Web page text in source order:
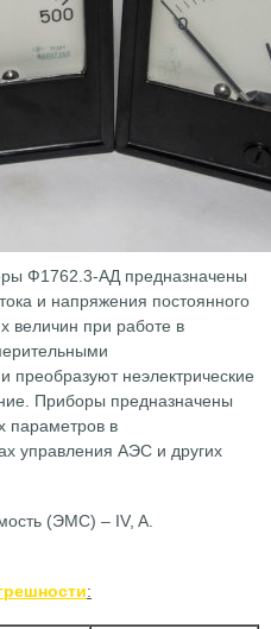
Ф1762.3-АД предназначены
и напряжения постоянного
величин при работе в
преобразуют неэлектрические
Приборы предназначены
параметров в
управления АЭС и других
(ЭМС) – IV, A.
: